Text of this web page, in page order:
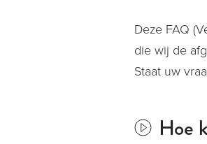
Deze FAQ
die wij de
Staat uw
Hoe